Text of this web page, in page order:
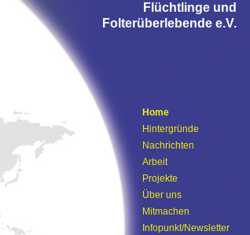
Flüchtlinge und
Folterüberlebende e.V.
Home
Hintergründe
Nachrichten
Arbeit
Projekte
Über uns
Mitmachen
Infopunkt/Newsletter